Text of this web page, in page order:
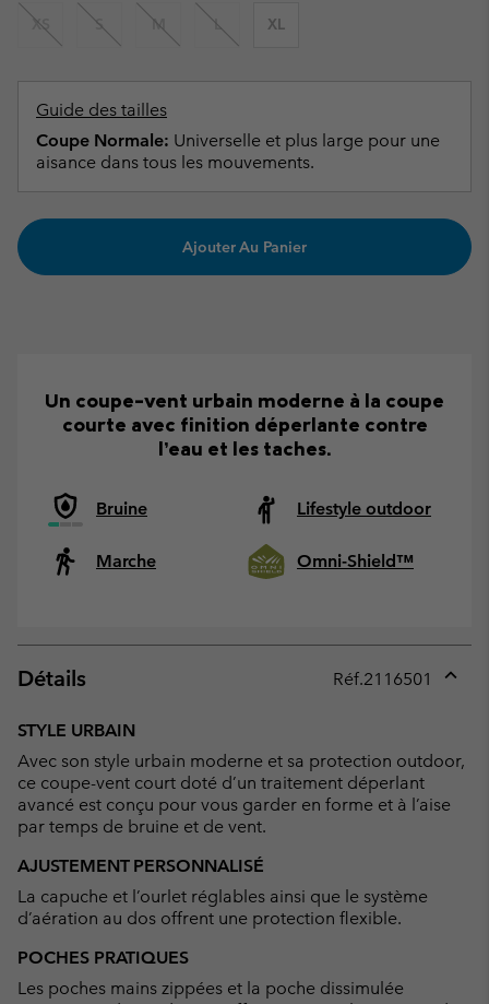
XS S M L XL
Guide des tailles
Coupe Normale: Universelle et plus large pour une
aisance dans tous les mouvements.
Ajouter Au Panier
Un coupe-vent urbain moderne à la coupe
courte avec finition déperlante contre
l’eau et les taches.
Bruine Lifestyle outdoor
Marche Omni-Shield™
Détails Réf.2116501
STYLE URBAIN
Avec son style urbain moderne et sa protection outdoor,
ce coupe-vent court doté d’un traitement déperlant
avancé est conçu pour vous garder en forme et à l’aise
par temps de bruine et de vent.
AJUSTEMENT PERSONNALISÉ
La capuche et l’ourlet réglables ainsi que le système
d’aération au dos offrent une protection flexible.
POCHES PRATIQUES
Les poches mains zippées et la poche dissimulée